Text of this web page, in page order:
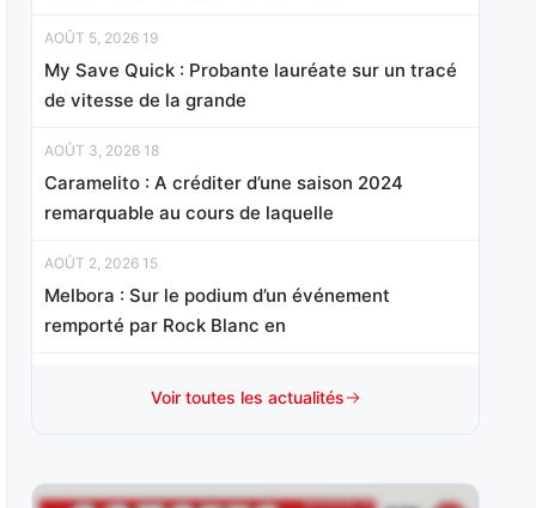
AOÛT 5, 2026 19
My Save Quick : Probante lauréate sur un tracé
de vitesse de la grande
AOÛT 3, 2026 18
Caramelito : A créditer d’une saison 2024
remarquable au cours de laquelle
AOÛT 2, 2026 15
Melbora : Sur le podium d’un événement
remporté par Rock Blanc en
Baileys Bachelor : Après s’être imposé à trois
JUILLET 31, 2026 20
Voir toutes les actualités